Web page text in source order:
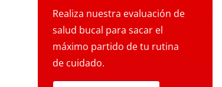
Realiza nuestra evaluación de
salud bucal para sacar el
máximo partido de tu rutina
de cuidado.